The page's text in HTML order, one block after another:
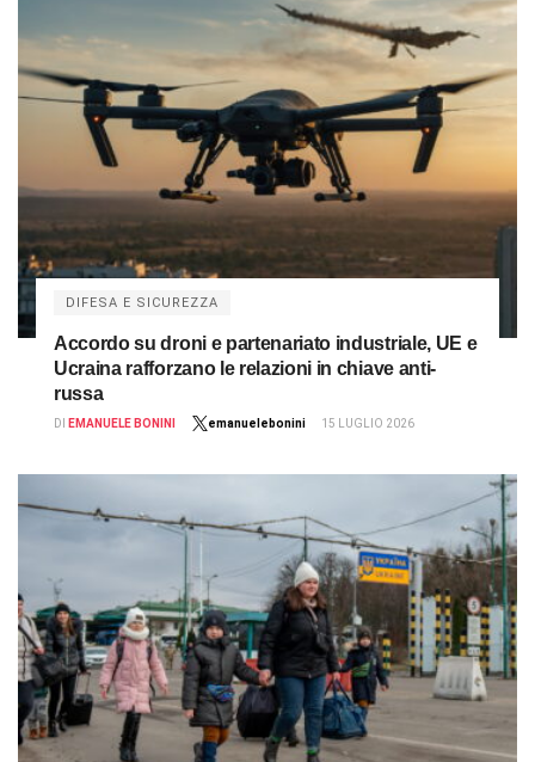
DIFESA E SICUREZZA
Accordo su droni e partenariato industriale, UE e
Ucraina rafforzano le relazioni in chiave anti-
russa
DI EMANUELE BONINI emanuelebonini 15 LUGLIO 2026